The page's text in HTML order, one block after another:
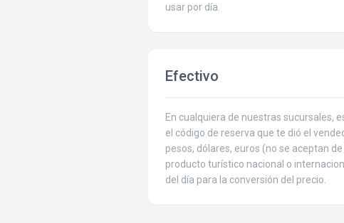
usar por día.
Efectivo
En cualquiera de nuestras sucursales,
el código de reserva que te dió el
pesos, dólares, euros (no se aceptan
producto turístico nacional o
del día para la conversión del precio.